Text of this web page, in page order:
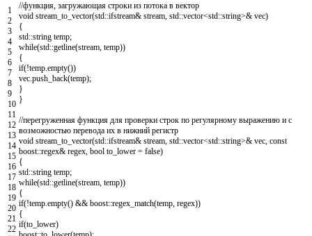
1
2
3
4
5
6
7
8
9
10
11
12
13
14
15
16
17
18
19
20
21
22
//функция, загружающая строки из потока в вектор
void stream_to_vector(std::ifstream& stream, std::vector<std::string>& vec)
{
std::string temp;
while(std::getline(stream, temp))
{
if(!temp.empty())
vec.push_back(temp);
}
}
//перегруженная функция для проверки строк по регулярному выражению и с
возможностью перевода их в нижний регистр
void stream_to_vector(std::ifstream& stream, std::vector<std::string>& vec, const
boost::regex& regex, bool to_lower = false)
{
std::string temp;
while(std::getline(stream, temp))
{
if(!temp.empty() && boost::regex_match(temp, regex))
{
if(to_lower)